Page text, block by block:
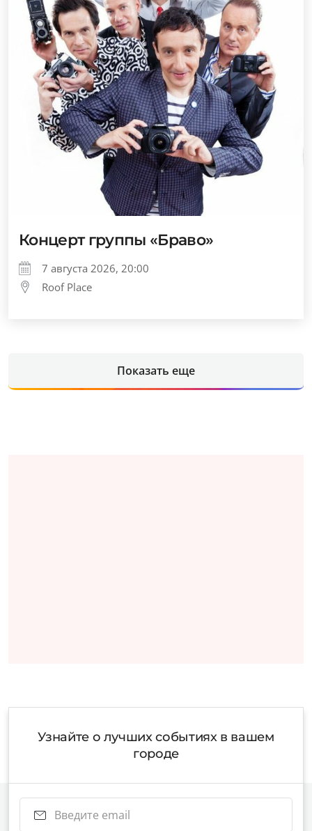
Концерт группы «Браво»
7 августа 2026, 20:00
Roof Place
Показать еще
Узнайте о лучших событиях в вашем
городе